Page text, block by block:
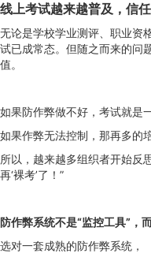
线上考试越来越普及，信
无论是学校学业测评、职业资
试已成常态。但随之而来的问
值。
如果防作弊做不好，考试就是一
如果作弊无法控制，那再多的
所以，越来越多组织者开始反
再‘裸考’了！”
防作弊系统不是“监控工具”，
选对一套成熟的防作弊系统，